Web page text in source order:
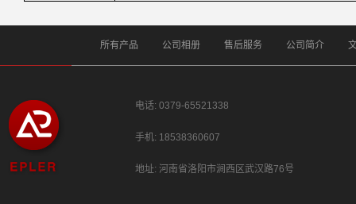
所有产品 公司相册 售后服务 公司简介
电话: 0379-65521338
手机: 18538360607
地址: 河南省洛阳市涧西区武汉路76号